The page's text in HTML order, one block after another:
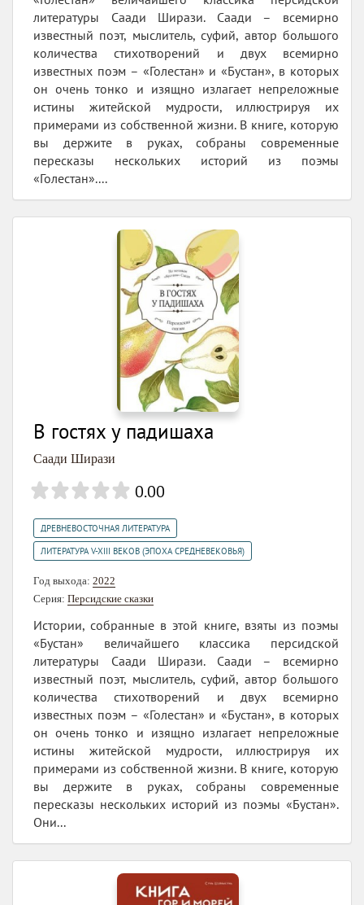
литературы Саади Ширази. Саади – всемирно
известный поэт, мыслитель, суфий, автор большого
количества стихотворений и двух всемирно
известных поэм – «Голестан» и «Бустан», в которых
он очень тонко и изящно излагает непреложные
истины житейской мудрости, иллюстрируя их
примерами из собственной жизни. В книге, которую
вы держите в руках, собраны современные
пересказы нескольких историй из поэмы
«Голестан»....
В гостях у падишаха
Саади Ширази
0.00
ДРЕВНЕВОСТОЧНАЯ ЛИТЕРАТУРА
ЛИТЕРАТУРА V-XIII ВЕКОВ (ЭПОХА СРЕДНЕВЕКОВЬЯ)
Год выхода: 2022
Серия: Персидские сказки
Истории, собранные в этой книге, взяты из поэмы
«Бустан» величайшего классика персидской
литературы Саади Ширази. Саади – всемирно
известный поэт, мыслитель, суфий, автор большого
количества стихотворений и двух всемирно
известных поэм – «Голестан» и «Бустан», в которых
он очень тонко и изящно излагает непреложные
истины житейской мудрости, иллюстрируя их
примерами из собственной жизни. В книге, которую
вы держите в руках, собраны современные
пересказы нескольких историй из поэмы «Бустан».
Они...